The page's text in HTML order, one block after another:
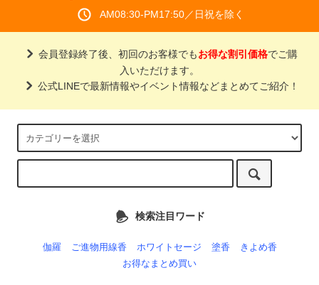
AM08:30-PM17:50／日祝を除く
会員登録終了後、初回のお客様でもお得な割引価格でご購
入いただけます。
公式LINEで最新情報やイベント情報などまとめてご紹介！
検索注目ワード
伽羅 ご進物用線香 ホワイトセージ 塗香
きよめ香
お得なまとめ買い